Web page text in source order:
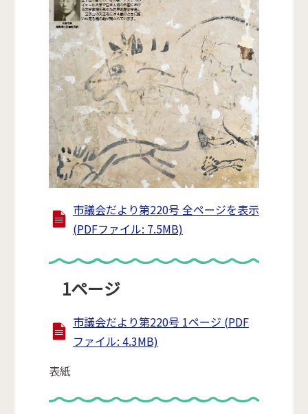
市議会だより第220号 全ページを表示
(PDFファイル: 7.5MB)
1ページ
市議会だより第220号 1ページ (PDF
ファイル: 4.3MB)
表紙